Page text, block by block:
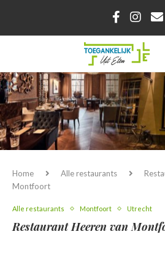
Home Alle restaurants
Montfoort
Alle restaurants Montfoort Utrecht
Restaurant Heeren van